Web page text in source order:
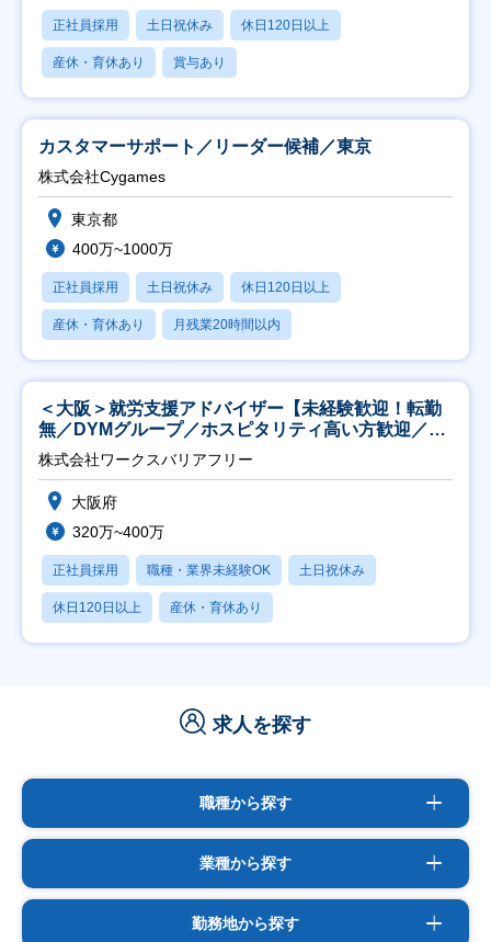
正社員採用 土日祝休み 休日120日以上
産休・育休あり 賞与あり
カスタマーサポート／リーダー候補／東京
株式会社Cygames
東京都
400万~1000万
正社員採用 土日祝休み 休日120日以上
産休・育休あり 月残業20時間以内
＜大阪＞就労支援アドバイザー【未経験歓迎！転勤
無／DYMグループ／ホスピタリティ高い方歓迎／土
日祝】
株式会社ワークスバリアフリー
大阪府
320万~400万
正社員採用 職種・業界未経験OK 土日祝休み
休日120日以上 産休・育休あり
求人を探す
職種から探す
業種から探す
勤務地から探す